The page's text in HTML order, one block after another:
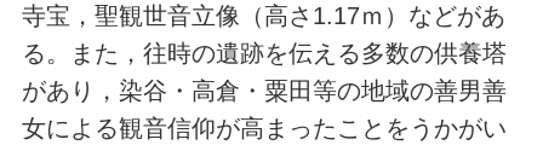
寺宝，聖観世音立像（高さ1.17ｍ）などがあ
る。また，往時の遺跡を伝える多数の供養塔
があり，染谷・高倉・粟田等の地域の善男善
女による観音信仰が高まったことをうかがい